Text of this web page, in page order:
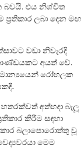
බවයි. එය නිශ්චිත
ලබා දෙන මඟ
වඩා නිවැරදි
අයත් වේ.
රෝහලක
අත්හදා බැලූ
කිරීම සඳහා
බලාපොරොත්තු වූ
මෙම